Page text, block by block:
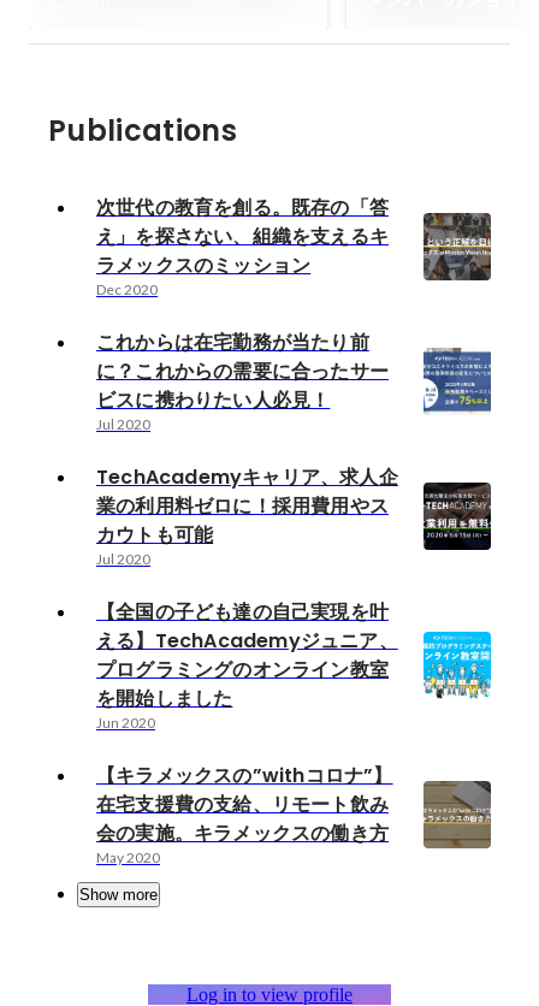
Publications
次世代の教育を創る。既存の「答
え」を探さない、組織を支えるキ
ラメックスのミッション
Dec 2020
これからは在宅勤務が当たり前
に？これからの需要に合ったサー
ビスに携わりたい人必見！
Jul 2020
TechAcademyキャリア、求人企
業の利用料ゼロに！採用費用やス
カウトも可能
Jul 2020
【全国の子ども達の自己実現を叶
える】TechAcademyジュニア、
プログラミングのオンライン教室
を開始しました
Jun 2020
【キラメックスの”withコロナ”】
在宅支援費の支給、リモート飲み
会の実施。キラメックスの働き方
May 2020
Show more
Log in to view profile